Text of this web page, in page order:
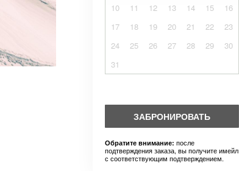
10
11 12 13 14 15
16
17
18 19 20 21 22
23
24
25 26 27 28 29
30
31
ЗАБРОНИРОВАТЬ
Обратите внимание: после
подтверждения заказа, вы получите имейл
с соответствующим подтверждением.